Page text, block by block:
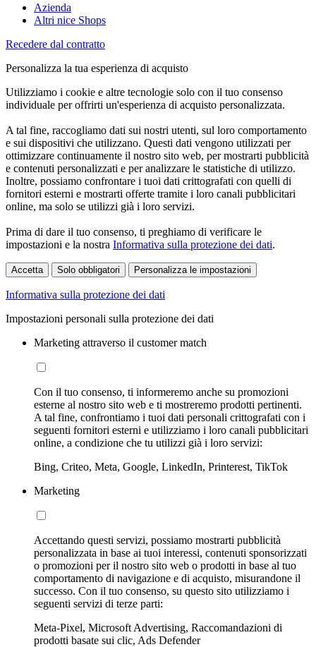
Azienda
Altri nice Shops
Recedere dal contratto
Personalizza la tua esperienza di acquisto
Utilizziamo i cookie e altre tecnologie solo con il tuo consenso
individuale per offrirti un'esperienza di acquisto personalizzata.
A tal fine, raccogliamo dati sui nostri utenti, sul loro comportamento
e sui dispositivi che utilizzano. Questi dati vengono utilizzati per
ottimizzare continuamente il nostro sito web, per mostrarti pubblicità
e contenuti personalizzati e per analizzare le statistiche di utilizzo.
Inoltre, possiamo confrontare i tuoi dati crittografati con quelli di
fornitori esterni e mostrarti offerte tramite i loro canali pubblicitari
online, ma solo se utilizzi già i loro servizi.
Prima di dare il tuo consenso, ti preghiamo di verificare le
impostazioni e la nostra Informativa sulla protezione dei dati.
Accetta Solo obbligatori Personalizza le impostazioni
Informativa sulla protezione dei dati
Impostazioni personali sulla protezione dei dati
Marketing attraverso il customer match
Con il tuo consenso, ti informeremo anche su promozioni
esterne al nostro sito web e ti mostreremo prodotti pertinenti.
A tal fine, confrontiamo i tuoi dati personali crittografati con i
seguenti fornitori esterni e utilizziamo i loro canali pubblicitari
online, a condizione che tu utilizzi già i loro servizi:
Bing, Criteo, Meta, Google, LinkedIn, Printerest, TikTok
Marketing
Accettando questi servizi, possiamo mostrarti pubblicità
personalizzata in base ai tuoi interessi, contenuti sponsorizzati
o promozioni per il nostro sito web o prodotti in base al tuo
comportamento di navigazione e di acquisto, misurandone il
successo. Con il tuo consenso, su questo sito utilizziamo i
seguenti servizi di terze parti:
Meta-Pixel, Microsoft Advertising, Raccomandazioni di
prodotti basate sui clic, Ads Defender